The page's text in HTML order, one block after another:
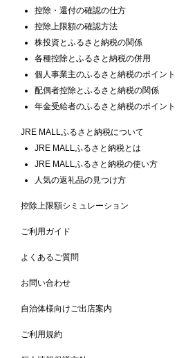
控除・還付の確認の仕方
控除上限額の確認方法
株投資とふるさと納税の関係
各種控除とふるさと納税の併用
個人事業主のふるさと納税のポイント
配偶者控除とふるさと納税の関係
年金受給者のふるさと納税のポイント
JRE MALLふるさと納税について
JRE MALLふるさと納税とは
JRE MALLふるさと納税の使い方
人気の返礼品の見つけ方
控除上限額シミュレーション
ご利用ガイド
よくあるご質問
お問い合わせ
自治体様向けご出店案内
ご利用規約